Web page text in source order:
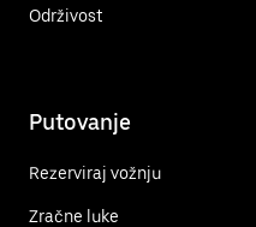
Održivost
Putovanje
Rezerviraj vožnju
Zračne luke